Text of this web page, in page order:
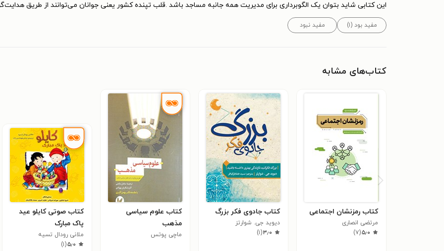
این کتابی شاید بتوان یک الگوبرداری برای مدیریت همه جانبه مساجد باشد .قلب تپنده کشور یعنی جوانان می‌توانند از طریق
مفید بود (۱) مفید نبود
کتاب‌های مشابه
کتاب رمزنشان اجتماعی
مرتضی انصاری
۵٫۰(۷)
کتاب جادوی فکر بزرگ
دیوید جی. شوارتز
۳٫۰(۱)
کتاب علوم سیاسی
مذهب
ماچی پوتس
کتاب صوتی کایلو عید
پاک مبارک
ملانی رودال تسیه
۵٫۰(۱)